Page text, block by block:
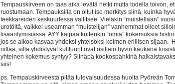
Tempauskirveen on taas aika levätä hetki mutta todella toivon,
ruostumaan. Tempauksilla on ollut iso merkitys siinä, kuinka
teekkareiden keskuudessa vallitsee. Vieläkin “muistellaan”
urotöitä, vaikkei useamman “muistelijan” vanhemmat olleet
lisääntymisiässä. AYY kaipaa kuitenkin “omia” kokemuksia
jos se aikoo kasvaa yhdeksi yhteisöksi kolmen erillisen sijaan.
riittää, sillä yhdistyvät kulttuurit ovat osittain hyvin kaukana
yhteinen kokemus syntyy? Siinäpä kookospähkinä
siis!
ps. Tempauskirveestä pitää tulevaisuudessa huolta Pyöreän